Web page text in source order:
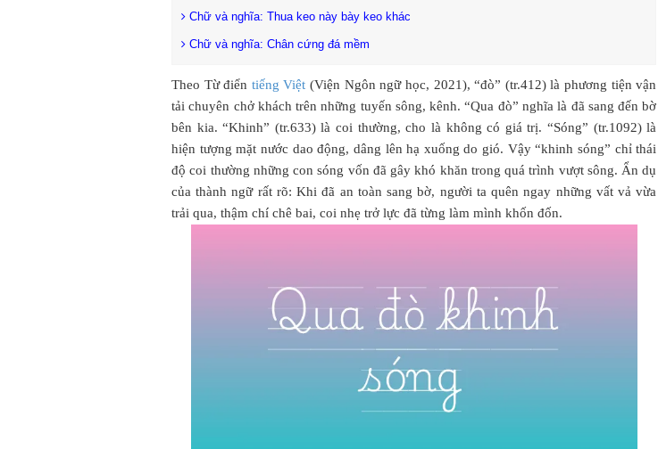
Chữ và nghĩa: Thua keo này bày keo khác
Chữ và nghĩa: Chân cứng đá mềm
Theo Từ điển tiếng Việt (Viện Ngôn ngữ học, 2021), “đò” (tr.412) là phương tiện vận
tải chuyên chở khách trên những tuyến sông, kênh. “Qua đò” nghĩa là đã sang đến bờ
bên kia. “Khinh” (tr.633) là coi thường, cho là không có giá trị. “Sóng” (tr.1092) là
hiện tượng mặt nước dao động, dâng lên hạ xuống do gió. Vậy “khinh sóng” chỉ thái
độ coi thường những con sóng vốn đã gây khó khăn trong quá trình vượt sông. Ẩn dụ
của thành ngữ rất rõ: Khi đã an toàn sang bờ, người ta quên ngay những vất vả vừa
trải qua, thậm chí chê bai, coi nhẹ trở lực đã từng làm mình khốn đốn.